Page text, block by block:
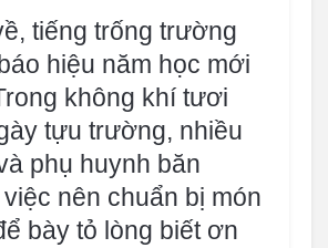
tiếng trống trường
hiệu năm học mới
không khí tươi
tựu trường, nhiều
phụ huynh băn
nên chuẩn bị món
bày tỏ lòng biết ơn